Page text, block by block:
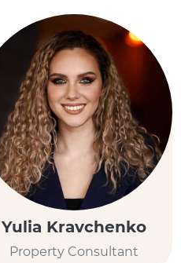
Yulia Kravchenko
Property Consultant